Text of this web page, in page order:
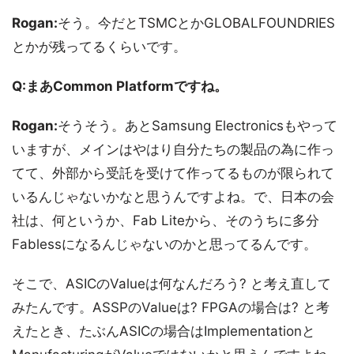
Rogan:そう。今だとTSMCとかGLOBALFOUNDRIES
とかが残ってるくらいです。
Q:まあCommon Platformですね。
Rogan:そうそう。あとSamsung Electronicsもやって
いますが、メインはやはり自分たちの製品の為に作っ
てて、外部から受託を受けて作ってるものが限られて
いるんじゃないかなと思うんですよね。で、日本の会
社は、何というか、Fab Liteから、そのうちに多分
Fablessになるんじゃないのかと思ってるんです。
そこで、ASICのValueは何なんだろう? と考え直して
みたんです。ASSPのValueは? FPGAの場合は? と考
えたとき、たぶんASICの場合はImplementationと